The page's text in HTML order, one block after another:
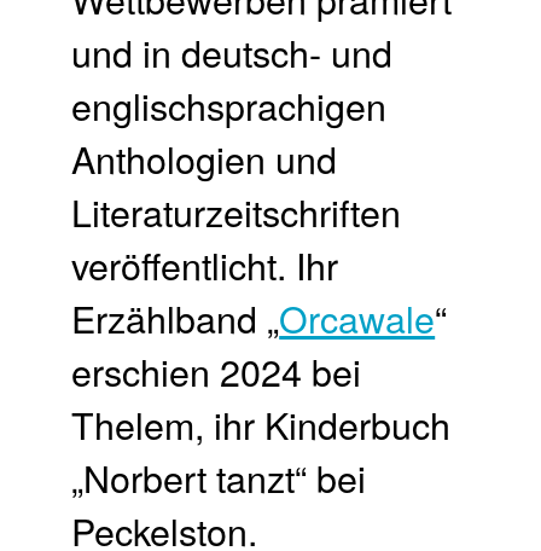
und in deutsch- und
englischsprachigen
Anthologien und
Literaturzeitschriften
veröffentlicht. Ihr
Erzählband „Orcawale“
erschien 2024 bei
Thelem, ihr Kinderbuch
„Norbert tanzt“ bei
Peckelston.